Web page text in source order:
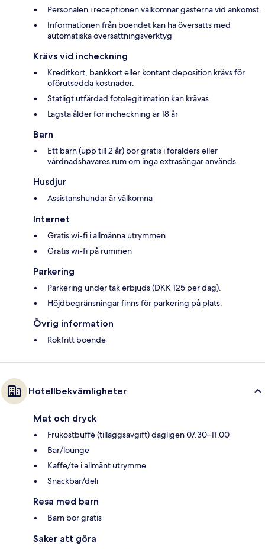
Personalen i receptionen välkomnar gästerna vid ankomst.
Informationen från boendet kan ha översatts med
automatiska översättningsverktyg
Krävs vid incheckning
Kreditkort, bankkort eller kontant deposition krävs för
oförutsedda kostnader.
Statligt utfärdad fotolegitimation kan krävas
Lägsta ålder för incheckning är 18 år
Barn
Ett barn (upp till 2 år) bor gratis i förälders eller
vårdnadshavares rum om inga extrasängar används.
Husdjur
Assistanshundar är välkomna
Internet
Gratis wi-fi i allmänna utrymmen
Gratis wi-fi på rummen
Parkering
Parkering under tak erbjuds (DKK 125 per dag).
Höjdbegränsningar finns för parkering på plats.
Övrig information
Rökfritt boende
Hotellbekvämligheter
Mat och dryck
Frukostbuffé (tilläggsavgift) dagligen 07.30–11.00
Bar/lounge
Kaffe/te i allmänt utrymme
Snackbar/deli
Resa med barn
Barn bor gratis
Saker att göra